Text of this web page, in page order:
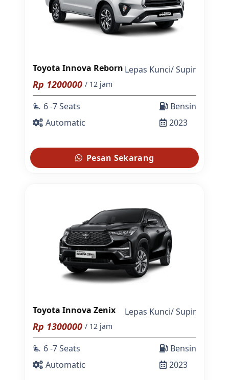
Toyota Innova Reborn Lepas Kunci/Supir
Rp 1200000 / 12 jam
airline_seat_recline_extra 6 -7 Seats
Automatic
Bensin
2023
Pesan Sekarang
Toyota Innova Zenix Lepas Kunci/Supir
Rp 1300000 / 12 jam
airline_seat_recline_extra 6 -7 Seats
Automatic
Bensin
2023